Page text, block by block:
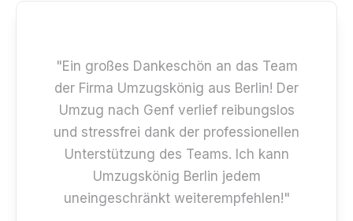
"Ein großes Dankeschön an das Team
der Firma Umzugskönig aus Berlin! Der
Umzug nach Genf verlief reibungslos
und stressfrei dank der professionellen
Unterstützung des Teams. Ich kann
Umzugskönig Berlin jedem
uneingeschränkt weiterempfehlen!"